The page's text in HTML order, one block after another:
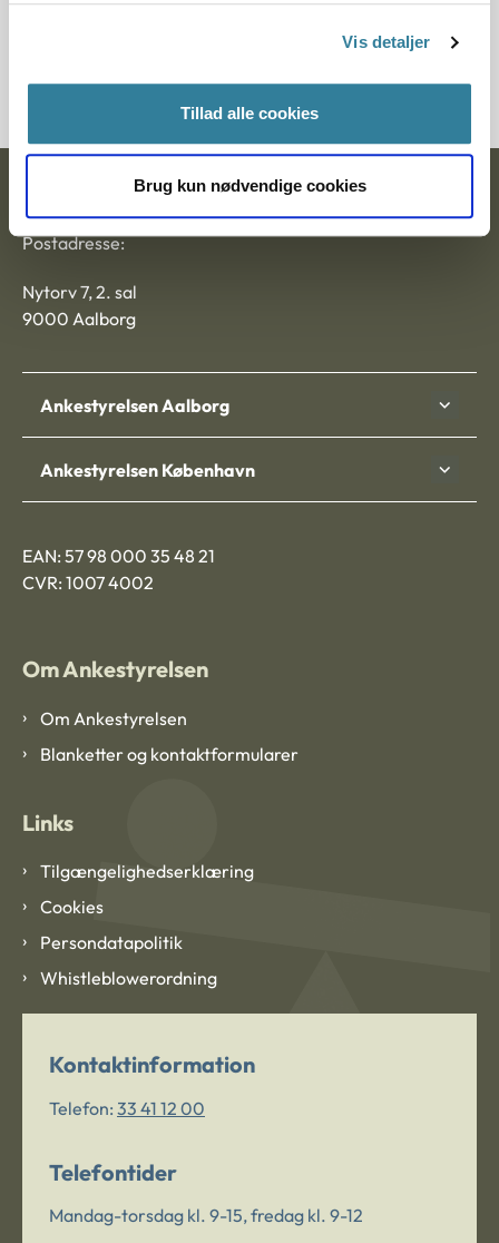
Vis detaljer
Tillad alle cookies
Brug kun nødvendige cookies
Ankestyrelsen
Postadresse:
Nytorv 7, 2. sal
9000 Aalborg
Ankestyrelsen Aalborg
Ankestyrelsen København
EAN: 57 98 000 35 48 21
CVR: 1007 4002
Om Ankestyrelsen
Om Ankestyrelsen
Blanketter og kontaktformularer
Links
Tilgængelighedserklæring
Cookies
Persondatapolitik
Whistleblowerordning
Kontaktinformation
Telefon: 33 41 12 00
Telefontider
Mandag-torsdag kl. 9-15, fredag kl. 9-12